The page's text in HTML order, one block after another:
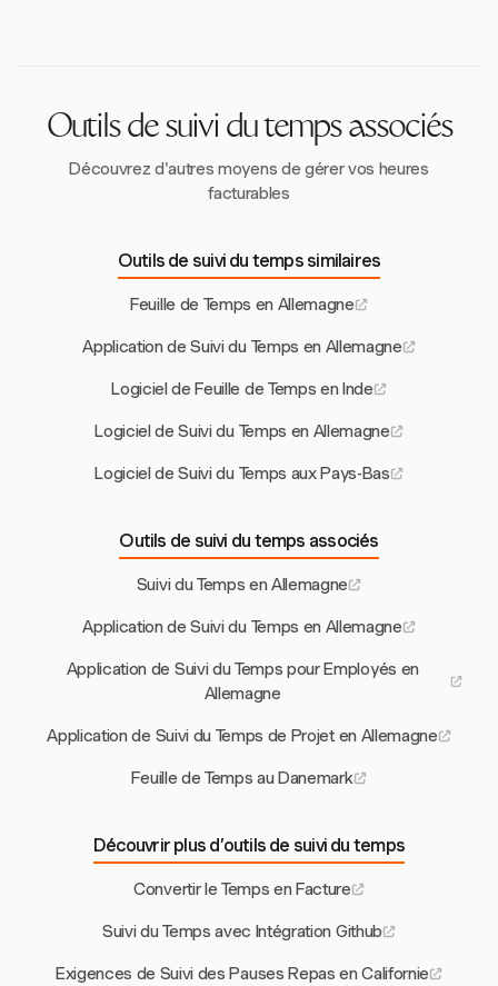
Outils de suivi du temps associés
Découvrez d'autres moyens de gérer vos heures
facturables
Outils de suivi du temps similaires
Feuille de Temps en Allemagne
Application de Suivi du Temps en Allemagne
Logiciel de Feuille de Temps en Inde
Logiciel de Suivi du Temps en Allemagne
Logiciel de Suivi du Temps aux Pays-Bas
Outils de suivi du temps associés
Suivi du Temps en Allemagne
Application de Suivi du Temps en Allemagne
Application de Suivi du Temps pour Employés en
Allemagne
Application de Suivi du Temps de Projet en Allemagne
Feuille de Temps au Danemark
Découvrir plus d’outils de suivi du temps
Convertir le Temps en Facture
Suivi du Temps avec Intégration Github
Exigences de Suivi des Pauses Repas en Californie